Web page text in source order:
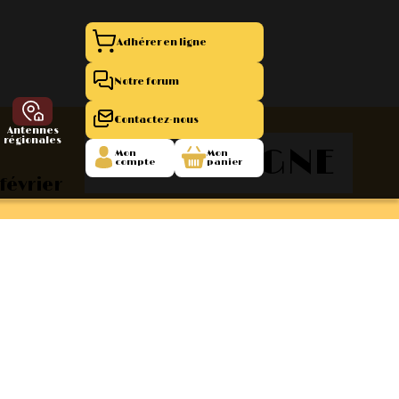
Antennes
régionales
Adhérer en ligne
Notre forum
Contactez-nous
Mon
compte
Mon
panier
CHAMPAGNE